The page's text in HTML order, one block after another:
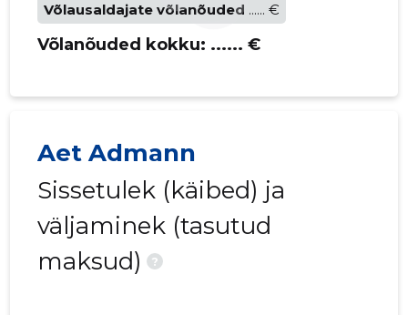
Võlausaldajate võlanõuded ...... €
Võlanõuded kokku: ...... €
Aet Admann
Sissetulek (käibed) ja
väljaminek (tasutud
maksud)
?